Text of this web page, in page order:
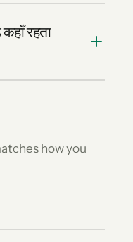
कहाँ रहता
how you